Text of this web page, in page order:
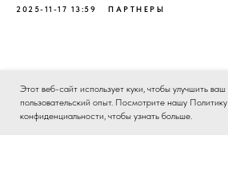
2025-11-17 13:59 ПАРТНЕРЫ
Этот веб-сайт использует куки, чтобы улучшить ваш
пользовательский опыт. Посмотрите нашу Политику
конфиденциальности, чтобы узнать больше.